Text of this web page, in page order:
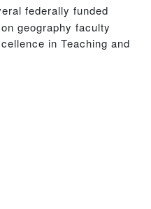
federally funded
geography faculty
in Teaching and